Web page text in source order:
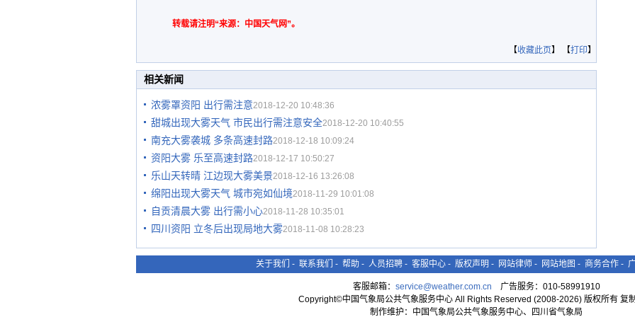
转载请注明“来源：中国天气网”。
【收藏此页】 【打印】
相关新闻
浓雾罩资阳 出行需注意2018-12-20 10:48:36
甜城出现大雾天气 市民出行需注意安全2018-12-20 10:40:55
南充大雾袭城 多条高速封路2018-12-18 10:09:24
资阳大雾 乐至高速封路2018-12-17 10:50:27
乐山天转晴 江边现大雾美景2018-12-16 13:26:08
绵阳出现大雾天气 城市宛如仙境2018-11-29 10:01:08
自贡清晨大雾 出行需小心2018-11-28 10:35:01
四川资阳 立冬后出现局地大雾2018-11-08 10:28:23
关于我们 - 联系我们 - 帮助 - 人员招聘 - 客服中心 - 版权声明 - 网站律师 - 网站地图 - 商务合作 -
客服邮箱： service@weather.com.cn 广告服务：010-58991910
Copyright©中国气象局公共气象服务中心 All Rights Reserved (2008-2026) 版权所有 复
制作维护：中国气象局公共气象服务中心、四川省气象局